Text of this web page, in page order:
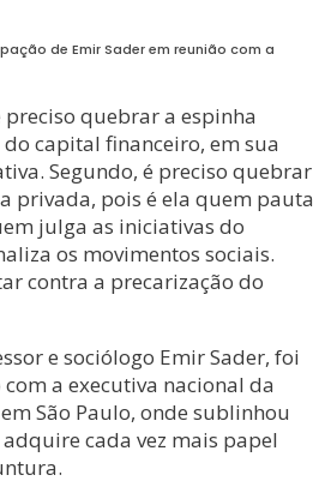
de Emir Sader em reunião com a
quebrar a espinha
capital financeiro, em sua
Segundo, é preciso quebrar
privada, pois é ela quem pauta
julga as iniciativas do
os movimentos sociais.
contra a precarização do
e sociólogo Emir Sader, foi
a executiva nacional da
São Paulo, onde sublinhou
cada vez mais papel